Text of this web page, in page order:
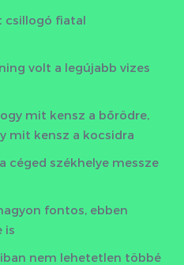
csillogó fiatal
volt a legújabb vizes
mit kensz a bőrödre,
mit kensz a kocsidra
céged székhelye messze
fontos, ebben
is
nem lehetetlen többé